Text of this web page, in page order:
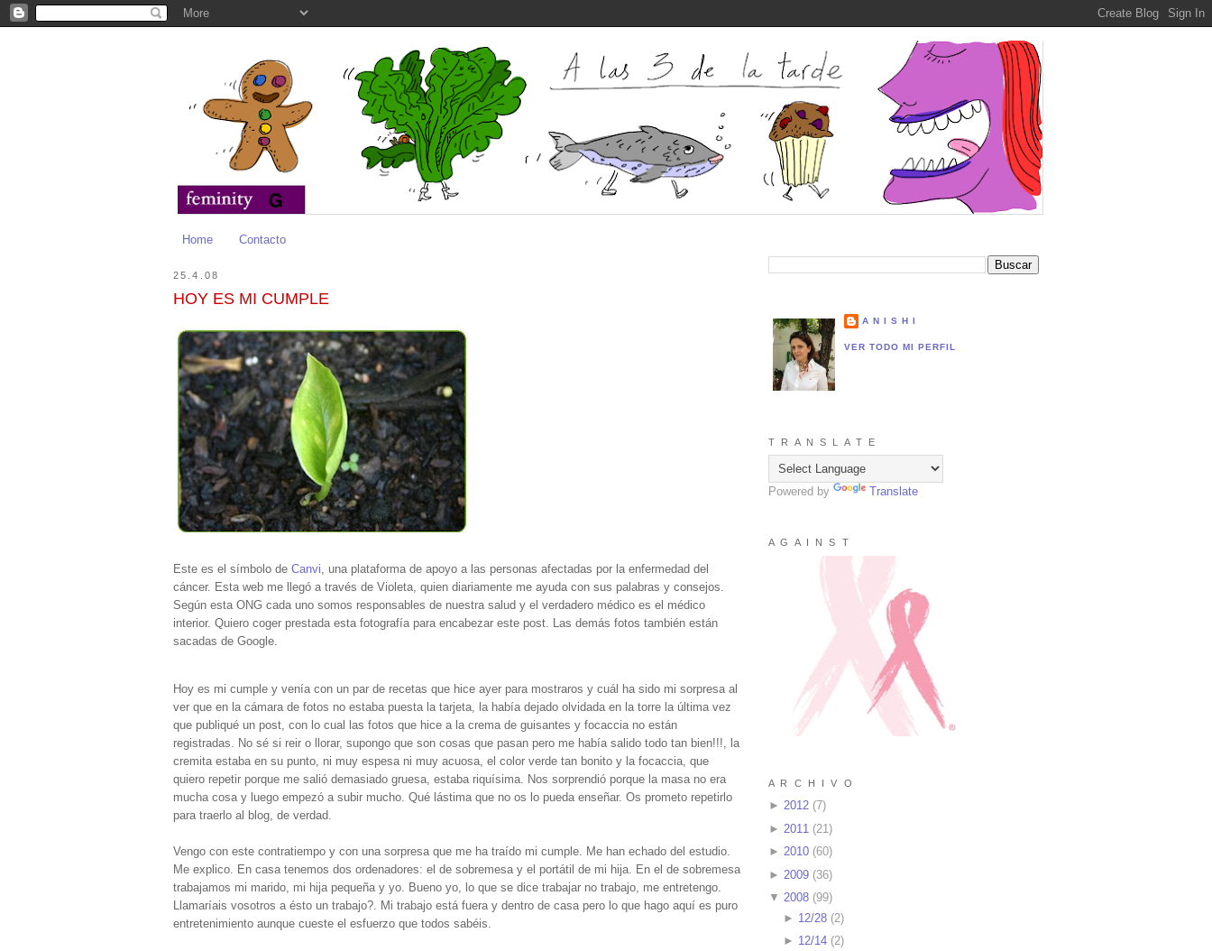
Home Contacto
25.4.08
HOY ES MI CUMPLE
Este es el símbolo de Canvi , una plataforma de apoyo a las personas afectadas por la enfermedad del
cáncer. Esta web me llegó a través de Violeta, quien diariamente me ayuda con sus palabras y consejos.
Según esta ONG cada uno somos responsables de nuestra salud y el verdadero médico es el médico
interior. Quiero coger prestada esta fotografía para encabezar este post. Las demás fotos también están
sacadas de Google.
Hoy es mi cumple y venía con un par de recetas que hice ayer para mostraros y cuál ha sido mi sorpresa al
ver que en la cámara de fotos no estaba puesta la tarjeta, la había dejado olvidada en la torre la última vez
que publiqué un post, con lo cual las fotos que hice a la crema de guisantes y focaccia no están
registradas. No sé si reir o llorar, supongo que son cosas que pasan pero me había salido todo tan bien!!!, la
cremita estaba en su punto, ni muy espesa ni muy acuosa, el color verde tan bonito y la focaccia, que
quiero repetir porque me salió demasiado gruesa, estaba riquísima. Nos sorprendió porque la masa no era
mucha cosa y luego empezó a subir mucho. Qué lástima que no os lo pueda enseñar. Os prometo repetirlo
para traerlo al blog, de verdad.
Vengo con este contratiempo y con una sorpresa que me ha traído mi cumple. Me han echado del estudio.
Me explico. En casa tenemos dos ordenadores: el de sobremesa y el portátil de mi hija. En el de sobremesa
trabajamos mi marido, mi hija pequeña y yo. Bueno yo, lo que se dice trabajar no trabajo, me entretengo.
Llamaríais vosotros a ésto un trabajo?. Mi trabajo está fuera y dentro de casa pero lo que hago aquí es puro
entretenimiento aunque cueste el esfuerzo que todos sabéis.
A N I S H I
VER TODO MI PERFIL
T R A N S L A T E
Powered by Translate
A G A I N S T
A R C H I V O
► 2012 (7)
► 2011 (21 )
► 2010 (60)
► 2009 (36)
▼ 2008 (99)
► 12/28(2)
► 12/14(2)